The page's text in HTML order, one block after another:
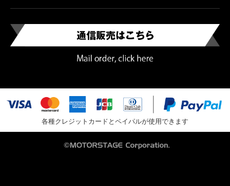
各種クレジットカードとペイパルが使用できます